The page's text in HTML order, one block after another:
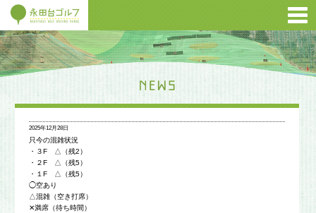
2025年12月28日
只今の混雑状況
・３F △（残2）
・２F △（残5）
・１F △（残5）
◯空あり
△混雑（空き打席）
✕満席（待ち時間）